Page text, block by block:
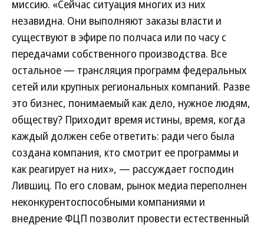
миссию. «Сейчас ситуация многих из них
незавидна. Они выполняют заказы власти и
существуют в эфире по полчаса или по часу с
передачами собственного производства. Все
остальное — трансляция программ федеральных
сетей или крупных региональных компаний. Разве
это бизнес, понимаемый как дело, нужное людям,
обществу? Приходит время истины, время, когда
каждый должен себе ответить: ради чего была
создана компания, кто смотрит ее программы и
как реагирует на них», — рассуждает господин
Лившиц. По его словам, рынок медиа переполнен
неконкурентоспособными компаниями и
внедрение ФЦП позволит провести естественный